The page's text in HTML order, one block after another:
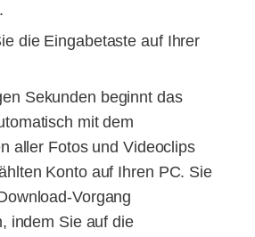
die Eingabetaste auf Ihrer
Sekunden beginnt das
mit dem
aller Fotos und Videoclips
Konto auf Ihren PC. Sie
Vorgang
indem Sie auf die